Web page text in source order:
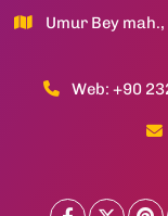
Umur Bey
Web: +90